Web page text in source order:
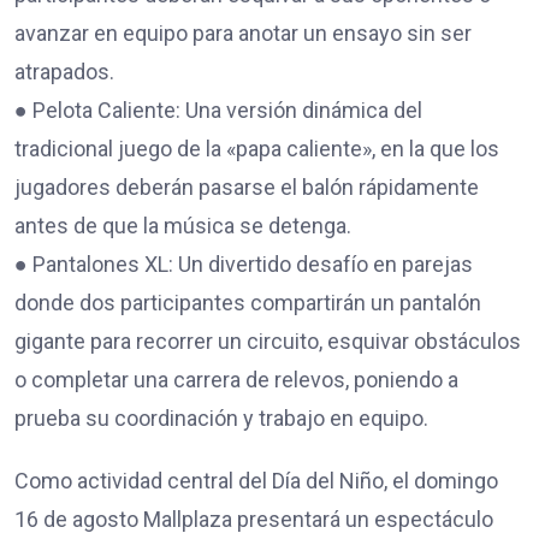
avanzar en equipo para anotar un ensayo sin ser
atrapados.
● Pelota Caliente: Una versión dinámica del
tradicional juego de la «papa caliente», en la que los
jugadores deberán pasarse el balón rápidamente
antes de que la música se detenga.
● Pantalones XL: Un divertido desafío en parejas
donde dos participantes compartirán un pantalón
gigante para recorrer un circuito, esquivar obstáculos
o completar una carrera de relevos, poniendo a
prueba su coordinación y trabajo en equipo.
Como actividad central del Día del Niño, el domingo
16 de agosto Mallplaza presentará un espectáculo